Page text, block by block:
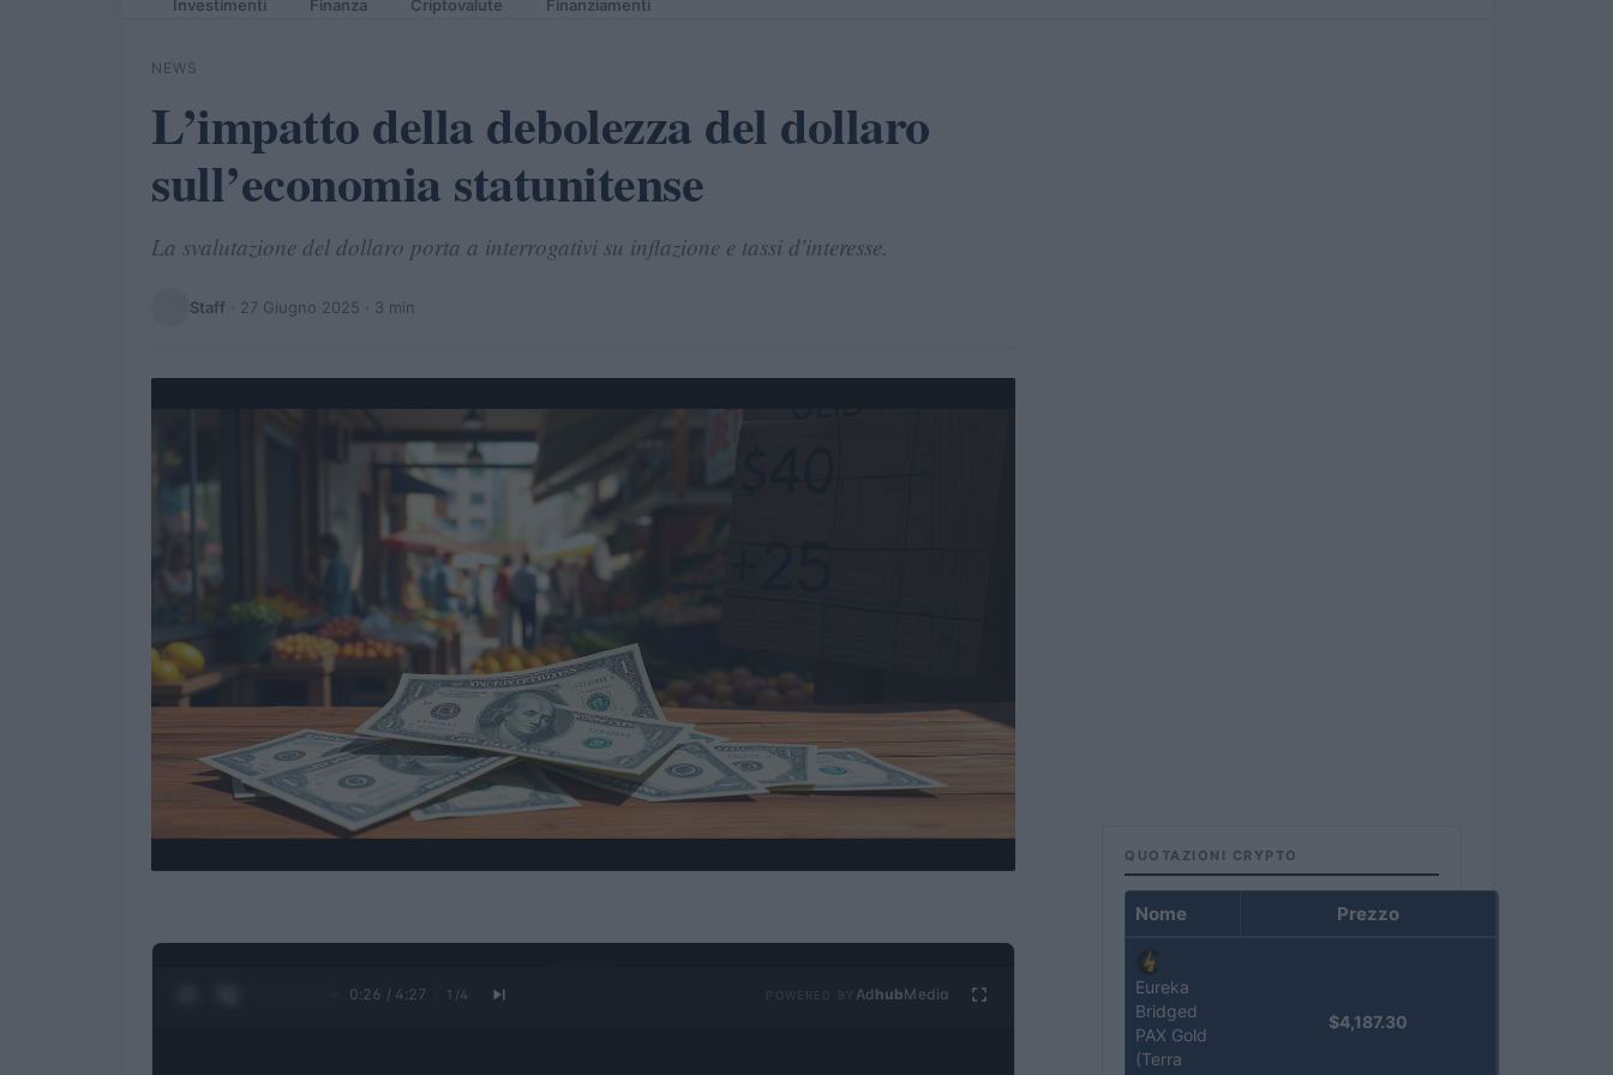
Investimenti Finanza Criptovalute Finanziamenti
NEWS
L’impatto della debolezza del dollaro
sull’economia statunitense
La svalutazione del dollaro porta a interrogativi su inflazione e tassi d'interesse.
Staff · 27 Giugno 2025 · 3 min
0:28 / 4:27 1 /4 Ad hubMedia
QUOTAZIONI CRYPTO
Nome Prezzo
Eureka
Bridged
PAX Gold
(Terra
$4,187.30